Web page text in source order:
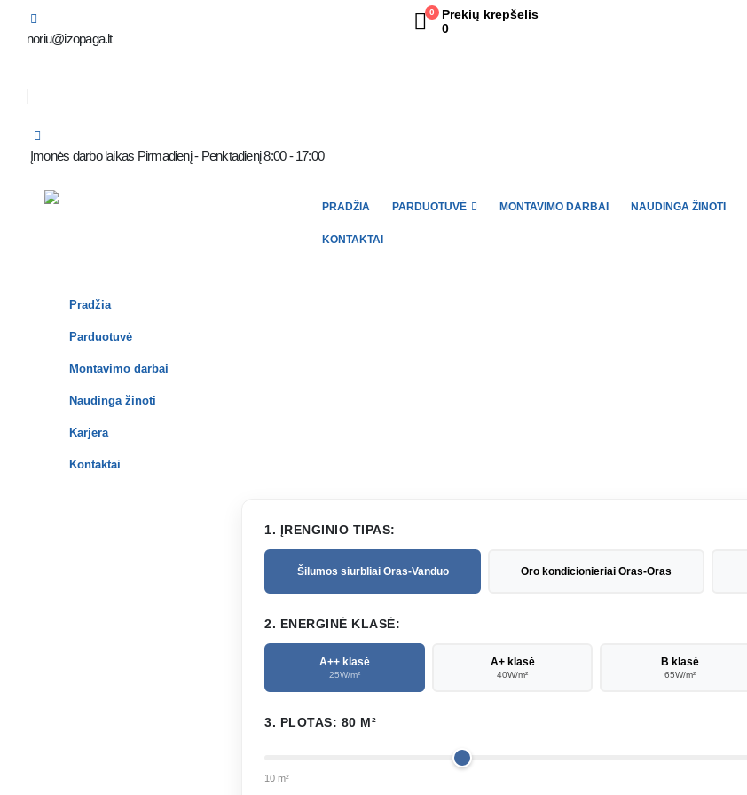
noriu@izopaga.lt
Įmonės darbo laikas Pirmadienį - Penktadienį 8:00 - 17:00
0
Prekių krepšelis
0
PRADŽIA PARDUOTUVĖ MONTAVIMO DARBAI NAUDINGA ŽINOTI
KONTAKTAI
Pradžia
Parduotuvė
Montavimo darbai
Naudinga žinoti
Karjera
Kontaktai
1. ĮRENGINIO TIPAS:
Šilumos siurbliai Oras-Vanduo Oro kondicionieriai Oras-Oras
2. ENERGINĖ KLASĖ:
A++ klasė
25W/m²
A+ klasė
40W/m²
B klasė
65W/m²
3. PLOTAS: 80 M²
10 m²